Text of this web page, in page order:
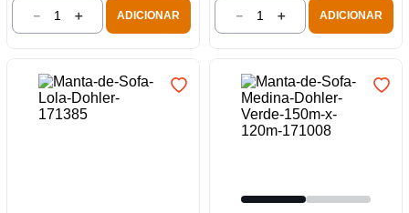
＋
－ ADICIONAR ＋
－ ADICIONAR